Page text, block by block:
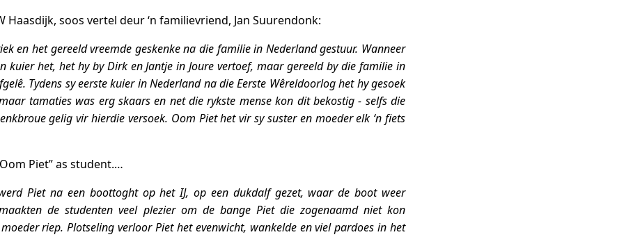
Haasdijk, soos vertel deur ‘n familievriend, Jan Suurendonk:
en het gereeld vreemde geskenke na die familie in Nederland gestuur. Wanneer
kuier het, het hy by Dirk en Jantje in Joure vertoef, maar gereeld by die familie in
Tydens sy eerste kuier in Nederland na die Eerste Wêreldoorlog het hy gesoek
tamaties was erg skaars en net die rykste mense kon dit bekostig - selfs die
gelig vir hierdie versoek. Oom Piet het vir sy suster en moeder elk ‘n fiets
Piet” as student.…
Piet na een boottoght op het IJ, op een dukdalf gezet, waar de boot weer
de studenten veel plezier om de bange Piet die zogenaamd niet kon
riep. Plotseling verloor Piet het evenwicht, wankelde en viel pardoes in het